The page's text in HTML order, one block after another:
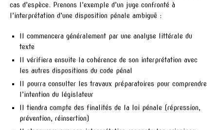
cas d’espèce. Prenons l’exemple d’un juge confronté à
l’interprétation d’une disposition pénale ambiguë :
Il commencera généralement par une analyse littérale du
texte
Il vérifiera ensuite la cohérence de son interprétation avec
les autres dispositions du code pénal
Il pourra consulter les travaux préparatoires pour comprendre
l’intention du législateur
Il tiendra compte des finalités de la loi pénale (répression,
prévention, réinsertion)